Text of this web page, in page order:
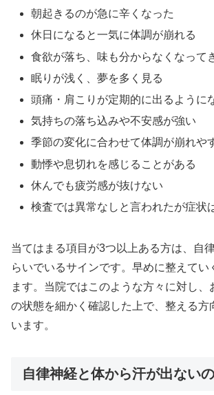
朝起きるのが急に辛くなった
休日になると一気に体調が崩れる
食欲が落ち、味も分からなくなって
眠りが浅く、夢を多く見る
頭痛・肩こりが定期的に出るように
気持ちの落ち込みや不安感が強い
季節の変化に合わせて体調が崩れや
動悸や息切れを感じることがある
休んでも疲労感が抜けない
検査では異常なしと言われたが症状
当てはまる項目が3つ以上ある方は、自
らいでいるサインです。早めに整えてい
ます。当院ではこのような方々に対し、
の状態を細かく確認した上で、整える方
います。
自律神経と体から汗が出ない